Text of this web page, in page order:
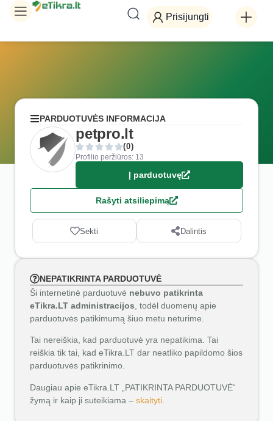
Prisijungti
PARDUOTUVĖS INFORMACIJA
petpro.lt
(0)
Profilio peržiūros: 13
Į parduotuvę
Rašyti atsiliepimą
Sekti Dalintis
NEPATIKRINTA PARDUOTUVĖ
Ši internetinė parduotuvė nebuvo patikrinta
eTikra.LT administracijos , todėl duomenų apie
parduotuvės patikimumą šiuo metu neturime.
Tai nereiškia, kad parduotuvė yra nepatikima. Tai
reiškia tik tai, kad eTikra.LT dar neatliko papildomo šios
parduotuvės patikrinimo.
Daugiau apie eTikra.LT „PATIKRINTA PARDUOTUVĖ“
žymą ir kaip ji suteikiama – skaityti